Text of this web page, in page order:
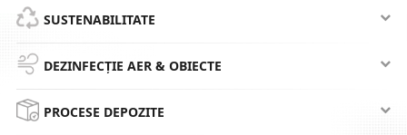
SUSTENABILITATE
DEZINFECȚIE AER & OBIECTE
PROCESE DEPOZITE